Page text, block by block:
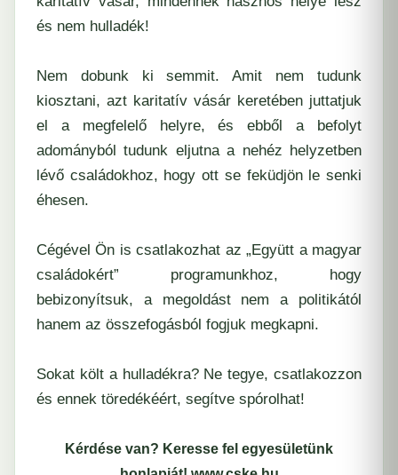
és nem hulladék!
Nem dobunk ki semmit. Amit nem tudunk
kiosztani, azt karitatív vásár keretében juttatjuk
el a megfelelő helyre, és ebből a befolyt
adományból tudunk eljutna a nehéz helyzetben
lévő családokhoz, hogy ott se feküdjön le senki
éhesen.
Cégével Ön is csatlakozhat az „Együtt a magyar
családokért” programunkhoz, hogy
bebizonyítsuk, a megoldást nem a politikától
hanem az összefogásból fogjuk megkapni.
Sokat költ a hulladékra? Ne tegye, csatlakozzon
és ennek töredékéért, segítve spórolhat!
Kérdése van? Keresse fel egyesületünk